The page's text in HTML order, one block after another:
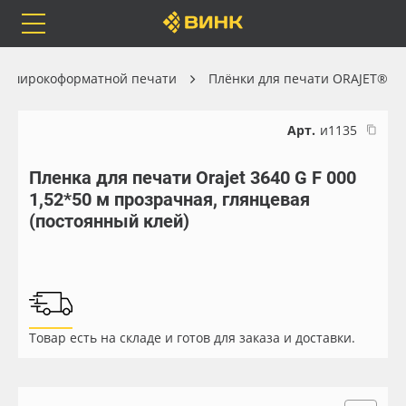
Каталог
Orafol
Доставка
Весь каталог
Рулонные материалы
Листовые материалы
широкоформатной печати Плёнки для печати ORAJET®
Арт. и1135
Пленка для печати Orajet 3640 G F 000
1,52*50 м прозрачная, глянцевая
(постоянный клей)
Товар есть на складе и готов для заказа и доставки.